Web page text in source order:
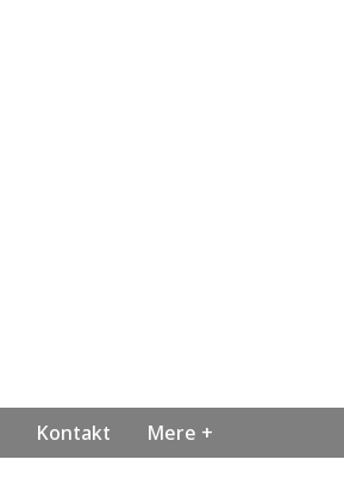
Kontakt Mere +